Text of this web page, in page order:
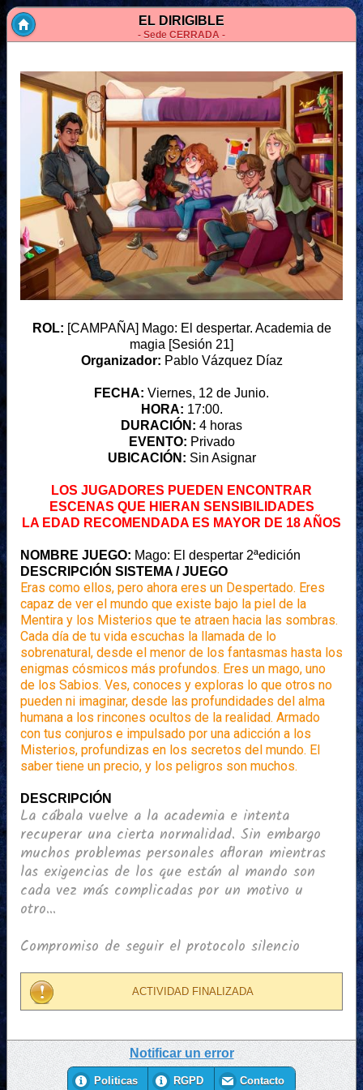
EL DIRIGIBLE
- Sede CERRADA -
ROL: [CAMPAÑA] Mago: El despertar. Academia de
magia [Sesión 21]
Organizador: Pablo Vázquez Díaz
FECHA: Viernes, 12 de Junio.
HORA: 17:00.
DURACIÓN: 4 horas
EVENTO: Privado
UBICACIÓN: Sin Asignar
LOS JUGADORES PUEDEN ENCONTRAR
ESCENAS QUE HIERAN SENSIBILIDADES
LA EDAD RECOMENDADA ES MAYOR DE 18 AÑOS
NOMBRE JUEGO: Mago: El despertar 2ªedición
DESCRIPCIÓN SISTEMA / JUEGO
Eras como ellos, pero ahora eres un Despertado. Eres
capaz de ver el mundo que existe bajo la piel de la
Mentira y los Misterios que te atraen hacia las sombras.
Cada día de tu vida escuchas la llamada de lo
sobrenatural, desde el menor de los fantasmas hasta los
enigmas cósmicos más profundos. Eres un mago, uno
de los Sabios. Ves, conoces y exploras lo que otros no
pueden ni imaginar, desde las profundidades del alma
humana a los rincones ocultos de la realidad. Armado
con tus conjuros e impulsado por una adicción a los
Misterios, profundizas en los secretos del mundo. El
saber tiene un precio, y los peligros son muchos.
DESCRIPCIÓN
La cábala vuelve a la academia e intenta
recuperar una cierta normalidad. Sin embargo
muchos problemas personales afloran mientras
las exigencias de los que están al mando son
cada vez más complicadas por un motivo u
otro...
Compromiso de seguir el protocolo silencio
ACTIVIDAD FINALIZADA
Notificar un error
Politicas RGPD Contacto